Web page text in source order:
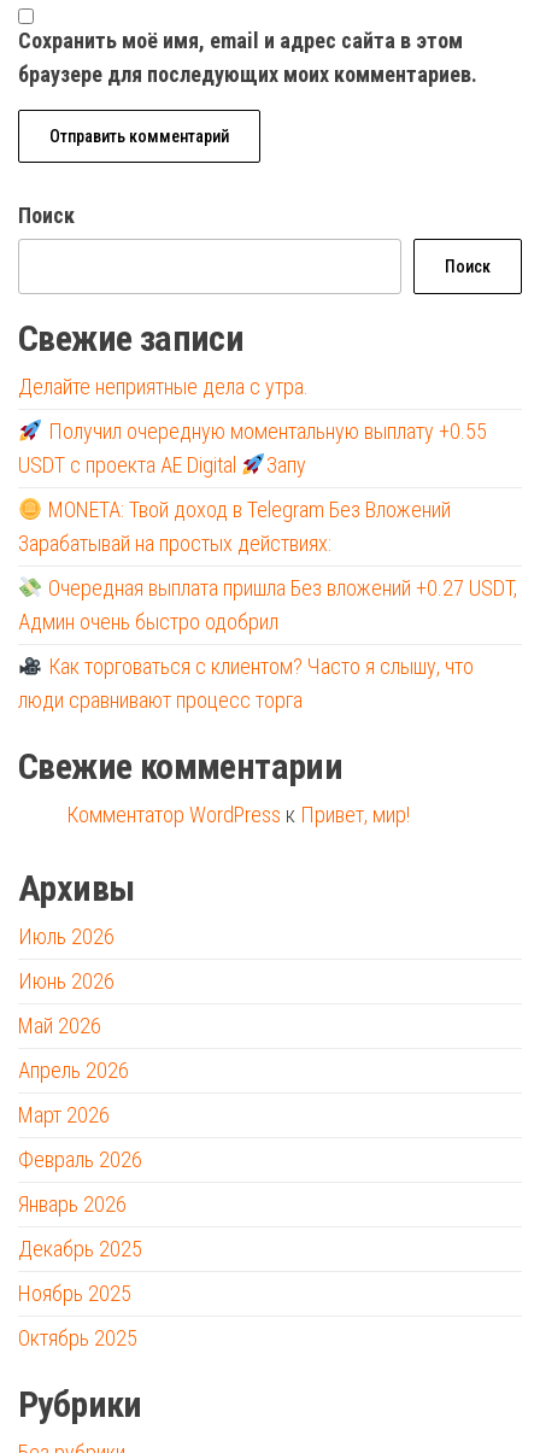
Сохранить моё имя, email и адрес сайта в этом
браузере для последующих моих комментариев.
Поиск
Поиск
Свежие записи
Делайте неприятные дела с утра.
Получил очередную моментальную выплату +0.55
USDT с проекта AE Digital
Запу
MONETA: Твой доход в Telegram Без Вложений
Зарабатывай на простых действиях:
Очередная выплата пришла Без вложений +0.27 USDT,
Админ очень быстро одобрил
Как торговаться с клиентом? Часто я слышу, что
люди сравнивают процесс торга
Свежие комментарии
Комментатор WordPress к Привет, мир!
Архивы
Июль 2026
Июнь 2026
Май 2026
Апрель 2026
Март 2026
Февраль 2026
Январь 2026
Декабрь 2025
Ноябрь 2025
Октябрь 2025
Рубрики